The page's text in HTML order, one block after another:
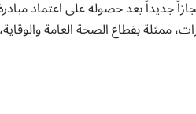
ممثلة بقطاع الصحة العامة